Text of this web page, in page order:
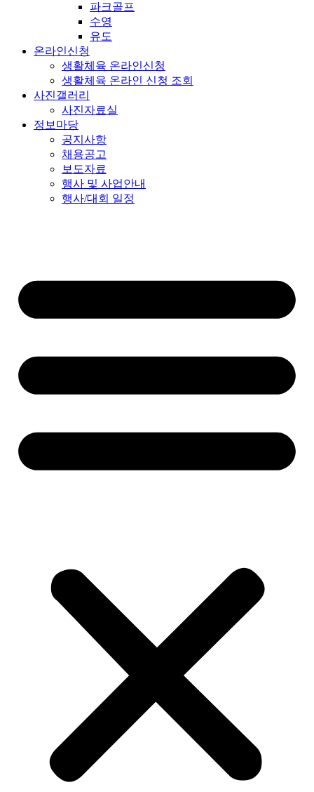
파크골프
수영
유도
온라인신청
생활체육 온라인신청
생활체육 온라인 신청 조회
사진갤러리
사진자료실
정보마당
공지사항
채용공고
보도자료
행사 및 사업안내
행사/대회 일정